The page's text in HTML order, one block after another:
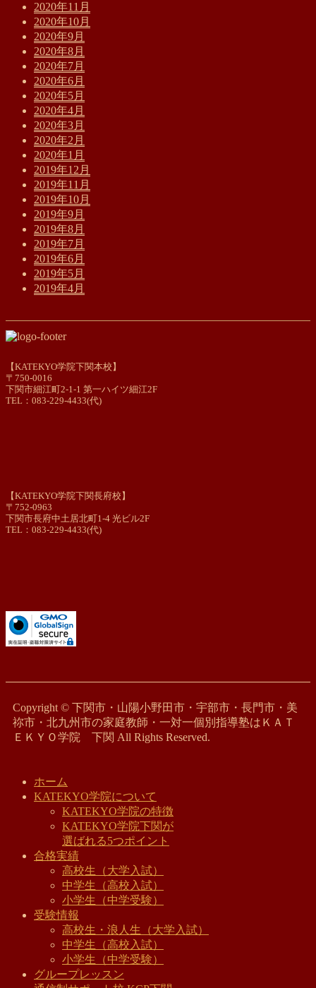
2020年11月
2020年10月
2020年9月
2020年8月
2020年7月
2020年6月
2020年5月
2020年4月
2020年3月
2020年2月
2020年1月
2019年12月
2019年11月
2019年10月
2019年9月
2019年8月
2019年7月
2019年6月
2019年5月
2019年4月
【KATEKYO学院下関本校】
〒750-0016
下関市細江町2-1-1 第一ハイツ細江2F
TEL：083-229-4433(代)
【KATEKYO学院下関長府校】
〒752-0963
下関市長府中土居北町1-4 光ビル2F
TEL：083-229-4433(代)
Copyright © 下関市・山陽小野田市・宇部市・長門市・美
祢市・北九州市の家庭教師・一対一個別指導塾はＫＡＴ
ＥＫＹＯ学院 下関 All Rights Reserved.
ホーム
KATEKYO学院について
KATEKYO学院の特徴
KATEKYO学院下関が
選ばれる5つポイント
合格実績
高校生（大学入試）
中学生（高校入試）
小学生（中学受験）
受験情報
高校生・浪人生（大学入試）
中学生（高校入試）
小学生（中学受験）
グループレッスン